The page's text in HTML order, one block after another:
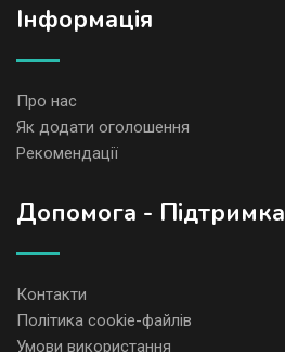
Iнформація
Про нас
Як додати оголошення
Рекомендації
Допомога - Підтримка
Контакти
Політика cookie-файлів
Умови використання